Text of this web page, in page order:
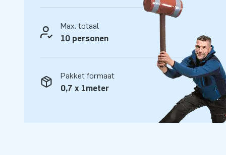
service en levering. Zij noemen ons ook wel creators of
Max. totaal
10 personen
Pakket formaat
0,7 x 1meter